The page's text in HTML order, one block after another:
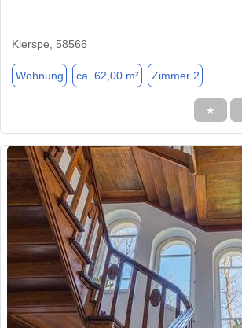
Kierspe, 58566
Wohnung ca. 62,00 m² Zimmer 2
★